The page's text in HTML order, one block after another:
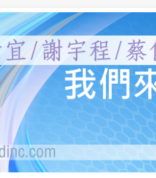
堂：我們來談教
員、蔡依橙醫師，分別就受教